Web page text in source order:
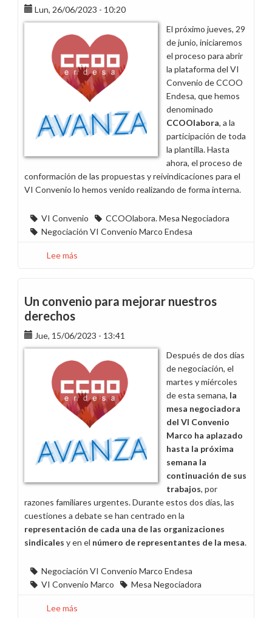
Lun, 26/06/2023 - 10:20
El próximo jueves, 29
de junio, iniciaremos
el proceso para abrir
la plataforma del VI
Convenio de CCOO
Endesa, que hemos
denominado
CCOOlabora, a la
participación de toda
la plantilla. Hasta
ahora, el proceso de
conformación de las propuestas y reivindicaciones para el
VI Convenio lo hemos venido realizando de forma interna.
VI Convenio
CCOOlabora. Mesa Negociadora
Negociación VI Convenio Marco Endesa
Lee más
de
junio
nuestra
plataforma
del
Convenio
a
la
participación
de
la
Un convenio para mejorar nuestros
derechos
Jue, 15/06/2023 - 13:41
Después de dos días
de negociación, el
martes y miércoles
de esta semana, la
mesa negociadora
del VI Convenio
Marco ha aplazado
hasta la próxima
semana la
continuación de sus
trabajos, por
razones familiares urgentes. Durante estos dos días, las
cuestiones a debate se han centrado en la
representación de cada una de las organizaciones
sindicales y en el número de representantes de la mesa.
Negociación VI Convenio Marco Endesa
VI Convenio Marco
Mesa Negociadora
Lee más